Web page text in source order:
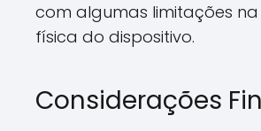
com algumas limitações
física do dispositivo.
Considerações